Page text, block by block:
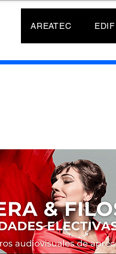
AREATEC